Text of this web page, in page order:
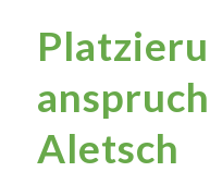
Aletsch